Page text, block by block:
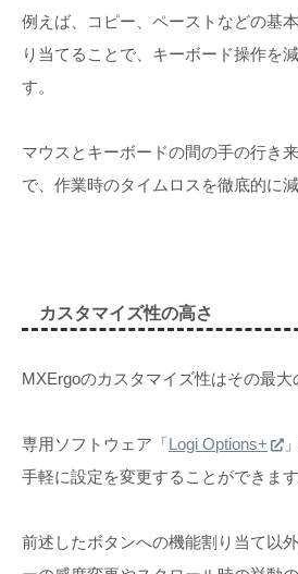
例えば、コピー、ペーストなどの基
り当てることで、キーボード操作を
す。
マウスとキーボードの間の手の行き
で、作業時のタイムロスを徹底的に
カスタマイズ性の高さ
MXErgoのカスタマイズ性はその最大
専用ソフトウェア「Logi Options+
手軽に設定を変更することができます
前述したボタンへの機能割り当て以